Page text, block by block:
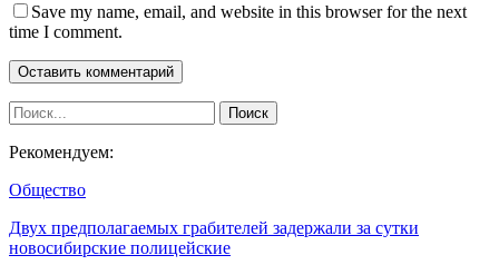
Save my name, email, and website in this browser for the next
time I comment.
Рекомендуем:
Общество
Двух предполагаемых грабителей задержали за сутки
новосибирские полицейские